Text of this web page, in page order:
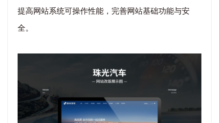
提高网站系统可操作性能，完善网站基础功能与安
全。